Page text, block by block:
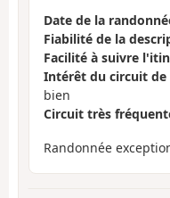
Date de la
Fiabilité de la
Facilité à suivre
Intérêt du circuit de
bien
Circuit très
Randonnée